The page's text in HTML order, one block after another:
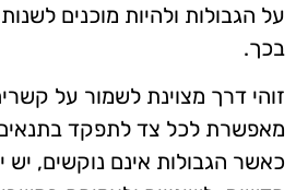
על הגבולות ולהיות מוכנים
בכך.
זוהי דרך מצוינת לשמור על
מאפשרת לכל צד לתפקד בתנאים
כאשר הגבולות אינם נוקשים, יש